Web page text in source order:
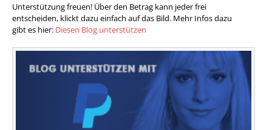
Unterstützung freuen! Über den Betrag kann jeder frei
entscheiden, klickt dazu einfach auf das Bild. Mehr Infos dazu
gibt es hier: Diesen Blog unterstützen